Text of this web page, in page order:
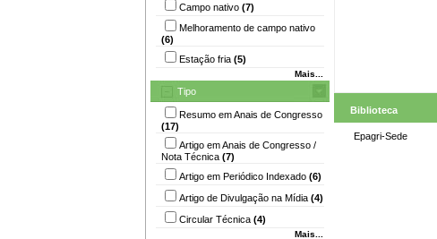
Campo nativo (7)
Melhoramento de campo nativo
(6)
Estação fria (5)
Mais...
Tipo
Resumo em Anais de Congresso
(17)
Artigo em Anais de Congresso /
Nota Técnica (7)
Artigo em Periódico Indexado (6)
Artigo de Divulgação na Mídia (4)
Circular Técnica (4)
Mais...
Biblioteca
Epagri-Sede